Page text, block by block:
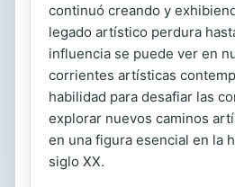
continuó creando y
legado artístico perdura
influencia se puede ver en
corrientes artísticas
habilidad para desafiar las
explorar nuevos caminos
en una figura esencial en la
siglo XX.